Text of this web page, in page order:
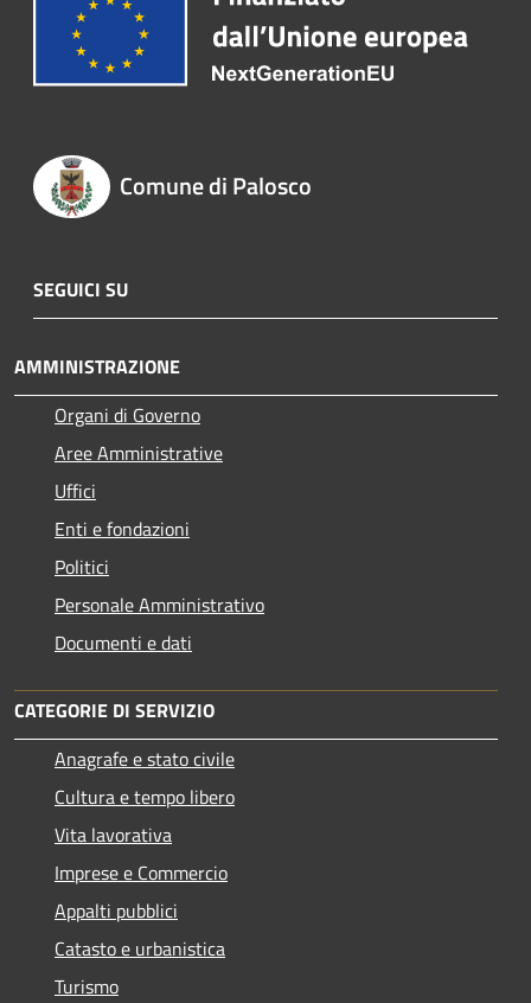
Comune di Palosco
SEGUICI SU
AMMINISTRAZIONE
Organi di Governo
Aree Amministrative
Uffici
Enti e fondazioni
Politici
Personale Amministrativo
Documenti e dati
CATEGORIE DI SERVIZIO
Anagrafe e stato civile
Cultura e tempo libero
Vita lavorativa
Imprese e Commercio
Appalti pubblici
Catasto e urbanistica
Turismo